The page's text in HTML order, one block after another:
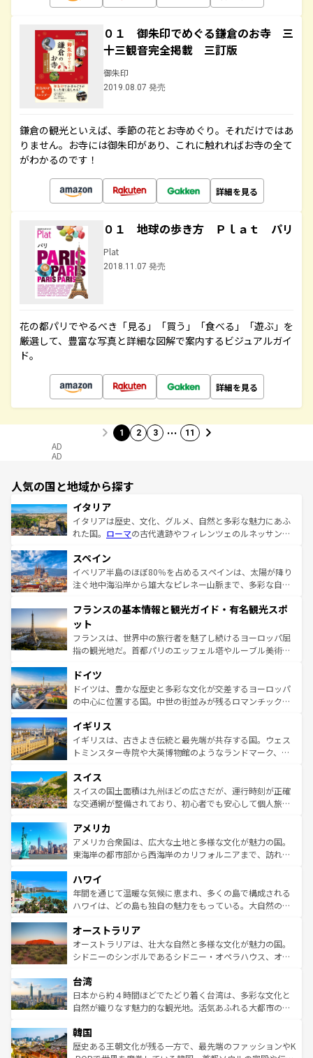
０１ 御朱印でめぐる鎌倉のお寺 三
十三観音完全掲載 三訂版
御朱印
2019.08.07 発売
鎌倉の観光といえば、季節の花とお寺めぐり。それだけではあ
りません。お寺には御朱印があり、これに触れればお寺の全て
がわかるのです！
詳細を見る
０１ 地球の歩き方 Ｐｌａｔ パリ
Plat
2018.11.07 発売
花の都パリでやるべき「見る」「買う」「食べる」「遊ぶ」を
厳選して、豊富な写真と詳細な図解で案内するビジュアルガイ
ド。
詳細を見る
1 2 3 … 11
AD
AD
人気の国と地域から探す
イタリア
イタリアは歴史、文化、グルメ、自然と多彩な魅力にあふ
れた国。 ローマの古代遺跡やフィレンツェのルネッサンス
ろん、トスカーナの美しい田園風景やアマルフィ海岸の絶
景など、自然景観も見逃せない。観光の合間には、本場の
ピザやパスタなど、絶品のイタリア料理を堪能することも
ませてくれるイタリアで、忘れられない旅をしてみよう！
なお、新着のイタリア情報は
しい。
スペイン
イベリア半島のほぼ80％を占めるスペインは、太陽が降り
注ぐ地中海沿岸から雄大なピレネー山脈まで、多彩な自然
文化が根付くこの国では、情熱的なフラメンコ、熱気あふ
れる闘牛、そして美味しいタパスが生活の一部となってい
る。首都マドリードの洗練された雰囲気や、バルセロナの
アートに溢れた街角から、地方では古代ローマ遺跡や中世
せる。地方によって風土や気候が異なるスペインはその個
性で訪れる人を魅了する。 なお、新着のスペイン情報は コ
ンテンツ一覧を参照してほしい。
フランスの基本情報と観光ガイド・有名観光スポ
ット
フランスは、世界中の旅行者を魅了し続けるヨーロッパ屈
指の観光地だ。首都パリのエッフェル塔やルーブル美術館
で、幅広い魅力が詰まっている。華麗な宮殿、歴史的な大
聖堂、美しいビーチ、そして豊かな自然が、訪れる者を心
から魅了する。また、フランスは美食の国としても知ら
いる。シャンパンの発祥地であるランス、プロヴァンスの
香り高いラベンダー畑など、多彩な楽しみ方が可能だ。さ
らに、パリ以外の地域にも魅力が溢れており、どの街角に
れる地方に足を運ぶとそれぞれで全く異なる文化を体験で
きるだろう。 なお、新着のフランス情報はコンテンツ一覧
を参照してほしい。
ドイツ
ドイツは、豊かな歴史と多彩な文化が交差するヨーロッパ
の中心に位置する国。中世の街並みが残るロマンチック街
顔を持つこの国は、どこを歩いても飽きることがない。ベ
ルリンの文化的活気、バイエルン州のアルプスの絶景、そ
してライン川沿いのワイン畑といった風景は必見。ビール
は、お酒好きな人にはぜひ体験してほしい。 なお、新着の
ドイツ情報はコンテンツ一覧を参照してほしい。
イギリス
イギリスは、古きよき伝統と最先端が共存する国。ウェス
トミンスター寺院や大英博物館のようなランドマーク、歴
リアごとに異なる魅力がある。また、優雅なアフタヌーン
ティー、ビール好きにはたまらない英国パブ、サッカー観
戦など、本場だからこそできる体験も豊富。イギリスを旅
ンツ一覧を参照してほしい。
スイス
スイスの国土面積は九州ほどの広さだが、運行時刻が正確
な交通網が整備されており、初心者でも安心して個人旅行
の建物がそのまま残る町や、スイスならではのユニークな
博物館もあり、アルプス観光だけでなく町歩きも満喫する
ことができる。国民の所得が高いため物価も高いが、旅行
ば市内交通費無料で観光を楽しむこともできる。 なお、新
着のスイス情報はコンテンツ一覧 を参照してほしい。
アメリカ
アメリカ合衆国は、広大な土地と多様な文化が魅力の国。
東海岸の都市部から西海岸のカリフォルニアまで、訪れる
のような巨大都市は、観光、ショッピング、エンターテイ
ンメントが詰まった刺激的なスポットだ。一方、アメリカ
西部には大自然が広がり、グランドキャニオンやイエロー
部のニューオーリンズでは、音楽と美食が融合した独特の
文化が魅力。旅行者はアメリカの各地域で異なる魅力を楽
しみながら、その多様性と豊かな歴史を感じることができ
ならではの贅沢な旅のスタイルだ。 なお、新着のアメリカ
情報はコンテンツ一覧を参照してほしい。
ハワイ
年間を通じて温暖な気候に恵まれ、多くの島で構成される
ハワイは、どの島も独自の魅力をもっている。大自然の神
ワイ島は見逃せない。また、定番の観光地といえばオアフ
島だが、静かな自然を求めるならマウイ島やカウアイ島が
おすすめ。エメラルドグリーンに輝く海をはじめ、豊かな
れるおもてなしの心で訪れる人々を迎えてくれるハワイの
人々、おいしいローカルフードやハワイアンミュージッ
ク、伝統的なフラダンスなど、すべてがハワイの魅力を彩
ワイを、存分に味わってほしい。 なお、新着のハワイ情報
はコンテンツ一覧を参照してほしい。
オーストラリア
オーストラリアは、壮大な自然と多様な文化が魅力の国。
シドニーのシンボルであるシドニー・オペラハウス、オー
リアリーフや大陸中央部にそびえるウルル（エアーズロッ
ク）、タスマニアの美しい原生林やケアンズの熱帯雨林な
ど、見どころがたくさん。また、カフェやワイン、オージ
いる。アクティビティも充実しており、サーフィンやダイ
ビング、ハイキングなど、アウトドア好きにはたまらな
台湾
日本から約４時間ほどでたどり着く台湾は、多彩な文化と
自然が織りなす魅力的な観光地。活気あふれる大都市の台
ン）、静ひつな山岳地帯である台湾東部など、都市の喧騒
と山間の静けさが共存しており、訪れる人に新しい発見と
韓国
歴史ある王朝文化が残る一方で、最先端のファッションやK